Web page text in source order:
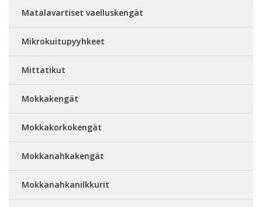
Matalavartiset vaelluskengät
Mikrokuitupyyhkeet
Mittatikut
Mokkakengät
Mokkakorkokengät
Mokkanahkakengät
Mokkanahkanilkkurit